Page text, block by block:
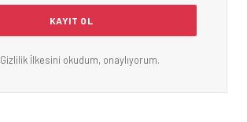
Gizlilik İlkesini okudum, onaylıyorum.